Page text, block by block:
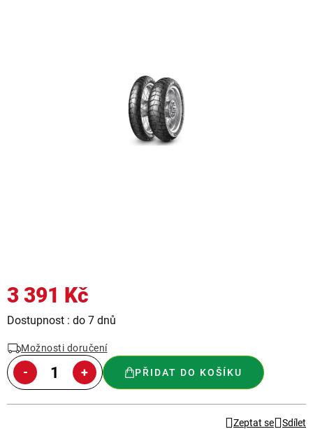
3 391 Kč
Měrná
Dostupnost : do 7 dnů
Možnosti doručení
PŘIDAT DO KOŠÍKU
Zeptat se Sdílet